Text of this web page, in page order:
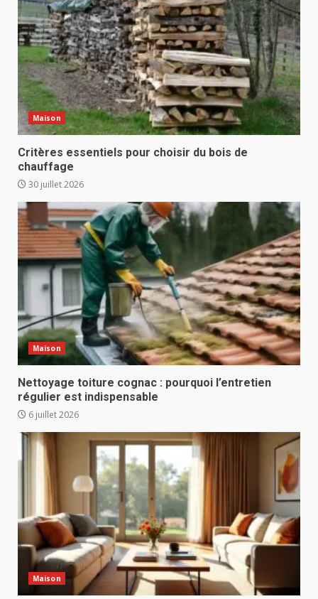
Maison
Critères essentiels pour choisir du bois de
chauffage
30 juillet 2026
Maison
Nettoyage toiture cognac : pourquoi l’entretien
régulier est indispensable
6 juillet 2026
Maison